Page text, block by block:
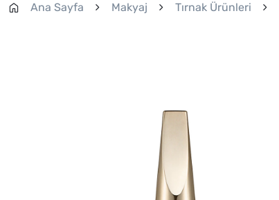
Ana Sayfa Makyaj Tırnak Ürünleri